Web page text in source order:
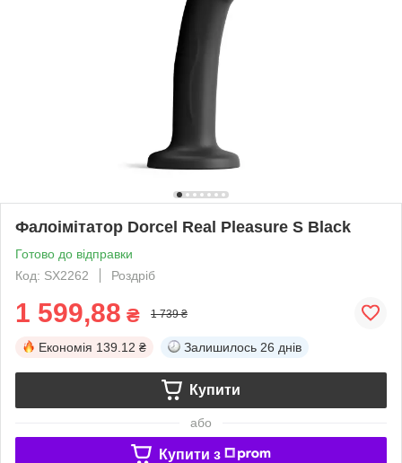
Фалоімітатор Dorcel Real Pleasure S Black
Готово до відправки
Код: SX2262
Роздріб
1 599,88 ₴ 1 739 ₴
Економія 139.12 ₴ Залишилось 26 днів
Купити
або
Купити з